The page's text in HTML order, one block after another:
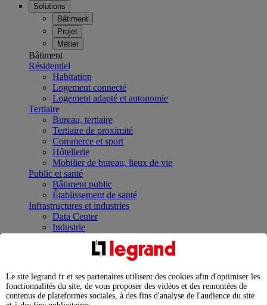
Solutions
Bâtiment
Projet
Métier
Bâtiment
Résidentiel
Habitation
Logement connecté
Logement adapté et autonomie
Tertiaire
Bureau, tertiaire
Tertiaire de proximité
Commerce et sport
Hôtellerie
Mobilier de bureau, lieux de vie
Public et santé
Bâtiment public
Établissement de santé
Infrastructures et industries
Data Center
Industrie
Infrastructures
Contrôler et planifier le fonctionnement des appareils
Répartir et optimiser son tableau électrique
Legrand Data Center Solutions : concentrer les
expertises au service de vos performances
Le site legrand.fr et ses partenaires utilisent des cookies afin d'optimiser les
fonctionnalités du site, de vous proposer des vidéos et des remontées de
contenus de plateformes sociales, à des fins d'analyse de l'audience du site